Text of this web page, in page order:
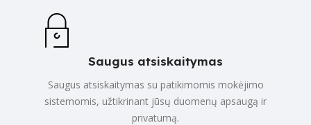
Saugus atsiskaitymas
Saugus atsiskaitymas su patikimomis mokėjimo
sistemomis, užtikrinant jūsų duomenų apsaugą ir
privatumą.